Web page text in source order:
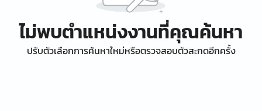
ไม่พบตำแหน่งงานที่คุณค้นหา
ปรับตัวเลือกการค้นหาใหม่หรือตรวจสอบตัวสะกดอีกครั้ง